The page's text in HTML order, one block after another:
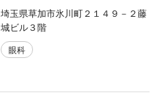
埼玉県草加市氷川町２１４９－２藤
城ビル３階
眼科